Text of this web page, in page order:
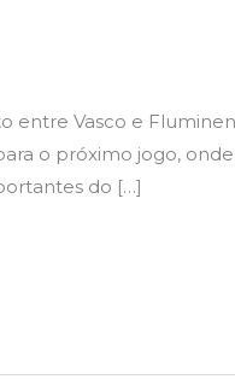
Vasco e
o próximo jogo,
do […]